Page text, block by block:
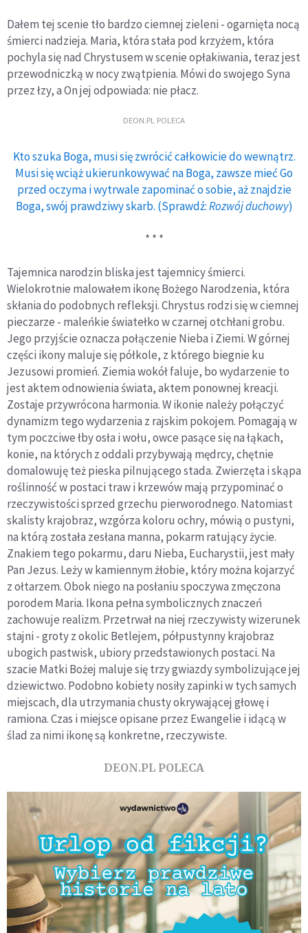
Dałem tej scenie tło bardzo ciemnej zieleni - ogarnięta nocą
śmierci nadzieja. Maria, która stała pod krzyżem, która
pochyla się nad Chrystusem w scenie opłakiwania, teraz jest
przewodniczką w nocy zwątpienia. Mówi do swojego Syna
przez łzy, a On jej odpowiada: nie płacz.
DEON.PL POLECA
Kto szuka Boga, musi się zwrócić całkowicie do wewnątrz.
Musi się wciąż ukierunkowywać na Boga, zawsze mieć Go
przed oczyma i wytrwale zapominać o sobie, aż znajdzie
Boga, swój prawdziwy skarb. (Sprawdź:Rozwój duchowy)
* * *
Tajemnica narodzin bliska jest tajemnicy śmierci.
Wielokrotnie malowałem ikonę Bożego Narodzenia, która
skłania do podobnych refleksji. Chrystus rodzi się w ciemnej
pieczarze - maleńkie światełko w czarnej otchłani grobu.
Jego przyjście oznacza połączenie Nieba i Ziemi. W górnej
części ikony maluje się półkole, z którego biegnie ku
Jezusowi promień. Ziemia wokół faluje, bo wydarzenie to
jest aktem odnowienia świata, aktem ponownej kreacji.
Zostaje przywrócona harmonia. W ikonie należy połączyć
dynamizm tego wydarzenia z rajskim pokojem. Pomagają w
tym poczciwe łby osła i wołu, owce pasące się na łąkach,
konie, na których z oddali przybywają mędrcy, chętnie
domalowuję też pieska pilnującego stada. Zwierzęta i skąpa
roślinność w postaci traw i krzewów mają przypominać o
rzeczywistości sprzed grzechu pierworodnego. Natomiast
skalisty krajobraz, wzgórza koloru ochry, mówią o pustyni,
na którą została zesłana manna, pokarm ratujący życie.
Znakiem tego pokarmu, daru Nieba, Eucharystii, jest mały
Pan Jezus. Leży w kamiennym żłobie, który można kojarzyć
z ołtarzem. Obok niego na posłaniu spoczywa zmęczona
porodem Maria. Ikona pełna symbolicznych znaczeń
zachowuje realizm. Przetrwał na niej rzeczywisty wizerunek
stajni - groty z okolic Betlejem, półpustynny krajobraz
ubogich pastwisk, ubiory przedstawionych postaci. Na
szacie Matki Bożej maluje się trzy gwiazdy symbolizujące jej
dziewictwo. Podobno kobiety nosiły zapinki w tych samych
miejscach, dla utrzymania chusty okrywającej głowę i
ramiona. Czas i miejsce opisane przez Ewangelie i idącą w
ślad za nimi ikonę są konkretne, rzeczywiste.
DEON.PL POLECA